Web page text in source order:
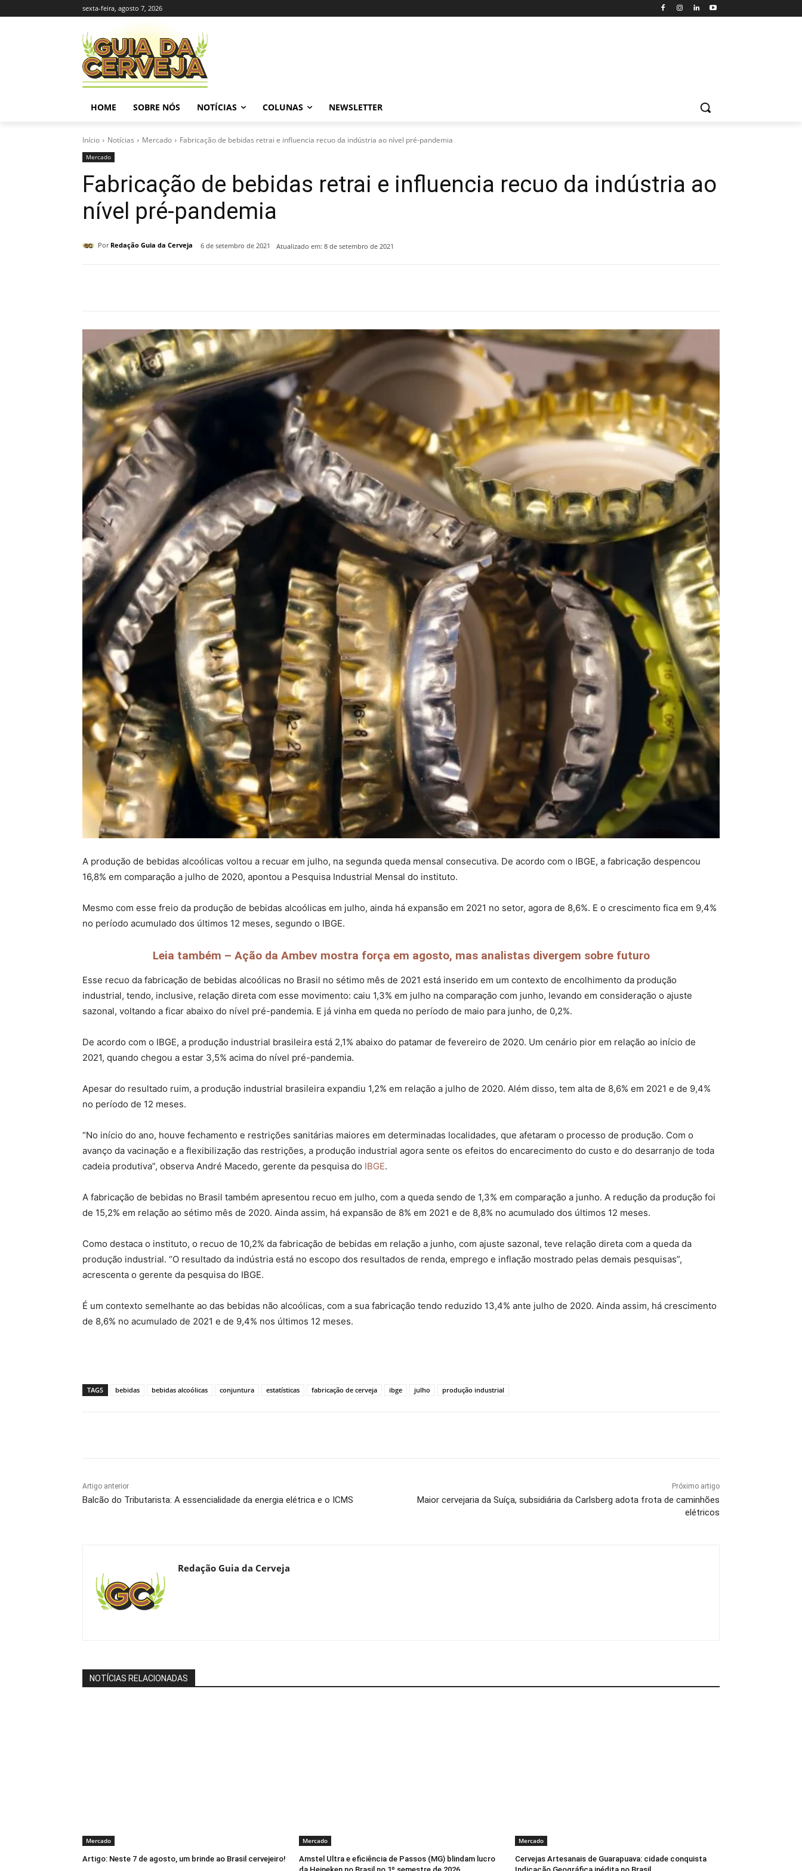
sexta-feira, agosto 7, 2026
HOME SOBRE NÓS NOTÍCIAS COLUNAS NEWSLETTER
Início Notícias Mercado Fabricação de bebidas retrai e influencia recuo da indústria ao nível pré-pandemia
Mercado
Fabricação de bebidas retrai e influencia recuo da indústria ao
nível pré-pandemia
Por Redação Guia da Cerveja 6 de setembro de 2021 Atualizado em: 8 de setembro de 2021
A produção de bebidas alcoólicas voltou a recuar em julho, na segunda queda mensal consecutiva. De acordo com o IBGE, a fabricação despencou
16,8% em comparação a julho de 2020, apontou a Pesquisa Industrial Mensal do instituto.
Mesmo com esse freio da produção de bebidas alcoólicas em julho, ainda há expansão em 2021 no setor, agora de 8,6%. E o crescimento fica em 9,4%
no período acumulado dos últimos 12 meses, segundo o IBGE.
Leia também – Ação da Ambev mostra força em agosto, mas analistas divergem sobre futuro
Esse recuo da fabricação de bebidas alcoólicas no Brasil no sétimo mês de 2021 está inserido em um contexto de encolhimento da produção
industrial, tendo, inclusive, relação direta com esse movimento: caiu 1,3% em julho na comparação com junho, levando em consideração o ajuste
sazonal, voltando a ficar abaixo do nível pré-pandemia. E já vinha em queda no período de maio para junho, de 0,2%.
De acordo com o IBGE, a produção industrial brasileira está 2,1% abaixo do patamar de fevereiro de 2020. Um cenário pior em relação ao início de
2021, quando chegou a estar 3,5% acima do nível pré-pandemia.
Apesar do resultado ruim, a produção industrial brasileira expandiu 1,2% em relação a julho de 2020. Além disso, tem alta de 8,6% em 2021 e de 9,4%
no período de 12 meses.
“No início do ano, houve fechamento e restrições sanitárias maiores em determinadas localidades, que afetaram o processo de produção. Com o
avanço da vacinação e a flexibilização das restrições, a produção industrial agora sente os efeitos do encarecimento do custo e do desarranjo de toda
cadeia produtiva”, observa André Macedo, gerente da pesquisa do IBGE.
A fabricação de bebidas no Brasil também apresentou recuo em julho, com a queda sendo de 1,3% em comparação a junho. A redução da produção foi
de 15,2% em relação ao sétimo mês de 2020. Ainda assim, há expansão de 8% em 2021 e de 8,8% no acumulado dos últimos 12 meses.
Como destaca o instituto, o recuo de 10,2% da fabricação de bebidas em relação a junho, com ajuste sazonal, teve relação direta com a queda da
produção industrial. “O resultado da indústria está no escopo dos resultados de renda, emprego e inflação mostrado pelas demais pesquisas”,
acrescenta o gerente da pesquisa do IBGE.
É um contexto semelhante ao das bebidas não alcoólicas, com a sua fabricação tendo reduzido 13,4% ante julho de 2020. Ainda assim, há crescimento
de 8,6% no acumulado de 2021 e de 9,4% nos últimos 12 meses.
TAGS bebidas bebidas alcoólicas conjuntura estatísticas fabricação de cerveja ibge julho produção industrial
Artigo anterior
Balcão do Tributarista: A essencialidade da energia elétrica e o ICMS
Próximo artigo
Maior cervejaria da Suíça, subsidiária da Carlsberg adota frota de caminhões
elétricos
Redação Guia da Cerveja
NOTÍCIAS RELACIONADAS
Mercado
Artigo: Neste 7 de agosto, um brinde ao Brasil cervejeiro!
Mercado
Amstel Ultra e eficiência de Passos (MG) blindam lucro
Mercado
Cervejas Artesanais de Guarapuava: cidade conquista